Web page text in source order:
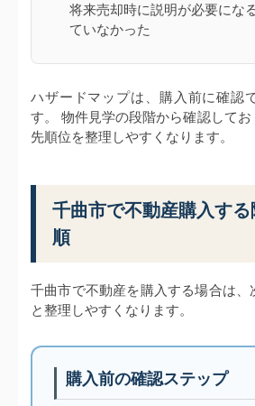
将来売却時に説明が必要にな
ていなかった
ハザードマップは、購入前に確認
す。 物件見学の段階から確認して
先順位を整理しやすくなります。
千曲市で不動産購入す
順
千曲市で不動産を購入する場合は、
と整理しやすくなります。
購入前の確認ステップ